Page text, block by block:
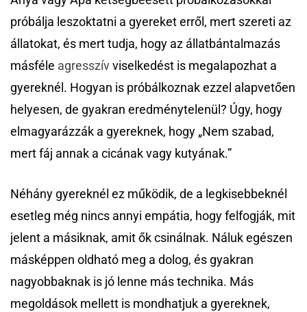
próbálja leszoktatni a gyereket erről, mert szereti az
állatokat, és mert tudja, hogy az állatbántalmazás
másféle agresszívviselkedést is megalapozhat a
gyereknél. Hogyan is próbálkoznak ezzel alapvetően
helyesen, de gyakran eredménytelenül? Úgy, hogy
elmagyarázzák a gyereknek, hogy „Nem szabad,
mert fáj annak a cicának vagy kutyának.”
Néhány gyereknél ez működik, de a legkisebbeknél
esetleg még nincs annyi empátia, hogy felfogják, mit
jelent a másiknak, amit ők csinálnak. Náluk egészen
másképpen oldható meg a dolog, és gyakran
nagyobbaknak is jó lenne más technika. Más
megoldások mellett is mondhatjuk a gyereknek,